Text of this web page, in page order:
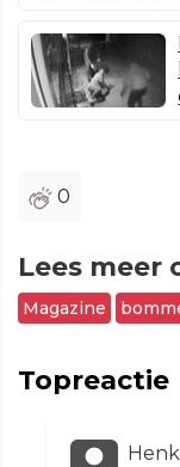
0
Lees meer
Magazine
Topreactie